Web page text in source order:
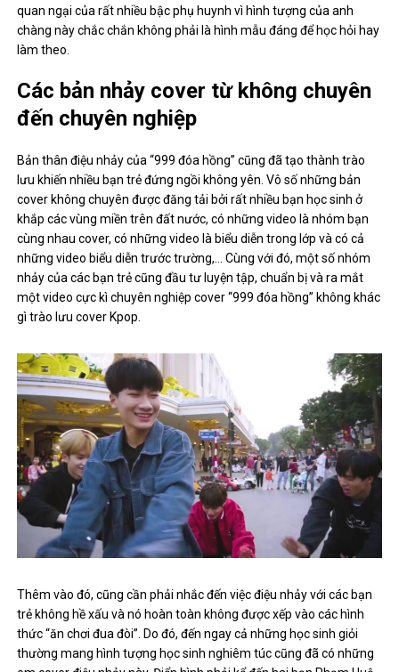
quan ngại của rất nhiều bậc phụ huynh vì hình tượng của anh
chàng này chắc chắn không phải là hình mẫu đáng để học hỏi hay
làm theo.
Các bản nhảy cover từ không chuyên
đến chuyên nghiệp
Bản thân điệu nhảy của “999 đóa hồng” cũng đã tạo thành trào
lưu khiến nhiều bạn trẻ đứng ngồi không yên. Vô số những bản
cover không chuyên được đăng tải bởi rất nhiều bạn học sinh ở
khắp các vùng miền trên đất nước, có những video là nhóm bạn
cùng nhau cover, có những video là biểu diễn trong lớp và có cả
những video biểu diễn trước trường,… Cùng với đó, một số nhóm
nhảy của các bạn trẻ cũng đầu tư luyện tập, chuẩn bị và ra mắt
một video cực kì chuyên nghiệp cover “999 đóa hồng” không khác
gì trào lưu cover Kpop.
Thêm vào đó, cũng cần phải nhắc đến việc điệu nhảy với các bạn
trẻ không hề xấu và nó hoàn toàn không được xếp vào các hình
thức “ăn chơi đua đòi”. Do đó, đến ngay cả những học sinh giỏi
thường mang hình tượng học sinh nghiêm túc cũng đã có những